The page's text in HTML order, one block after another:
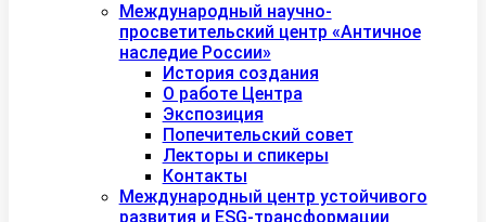
Международный научно-
просветительский центр «Античное
наследие России»
История создания
О работе Центра
Экспозиция
Попечительский совет
Лекторы и спикеры
Контакты
Международный центр устойчивого
развития и ESG-трансформации